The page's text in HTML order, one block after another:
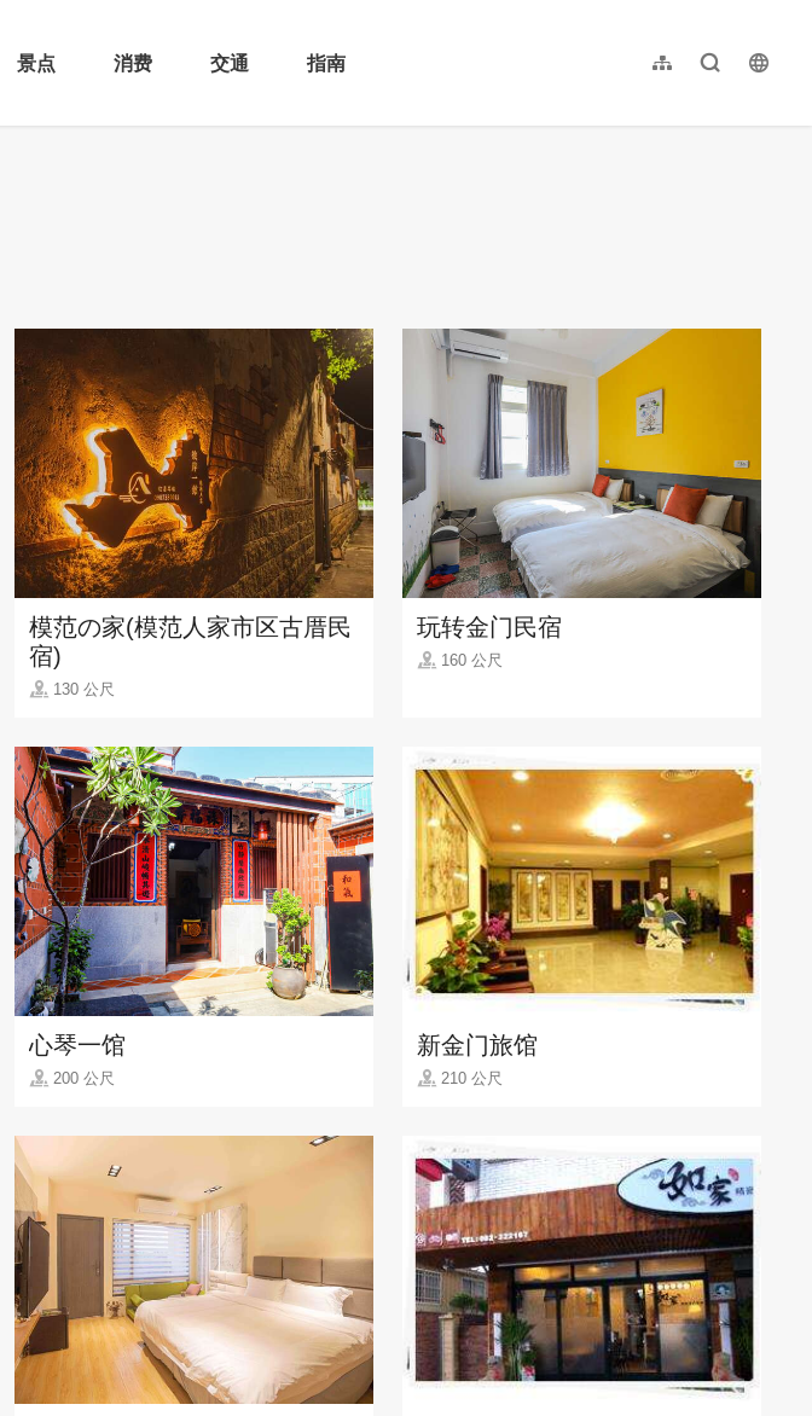
景点 消费 交通 指南 网站导览全文检索
繁體中文
模范の家(模范人家市区古厝民
宿)
130 公尺
玩转金门民宿
160 公尺
心琴一馆
200 公尺
新金门旅馆
210 公尺